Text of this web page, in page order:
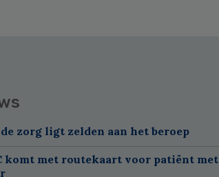
zorg ligt zelden aan het beroep
komt met routekaart voor patiënt met